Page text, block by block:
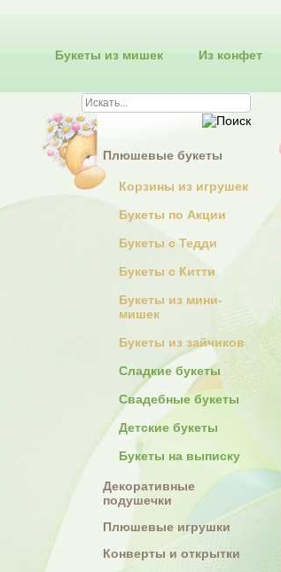
Букеты из мишек Из конфет
Плюшевые букеты
Корзины из игрушек
Букеты по Акции
Букеты с Тедди
Букеты с Китти
Букеты из мини-
мишек
Букеты из зайчиков
Сладкие букеты
Свадебные букеты
Детские букеты
Букеты на выписку
Декоративные
подушечки
Плюшевые игрушки
Конверты и открытки